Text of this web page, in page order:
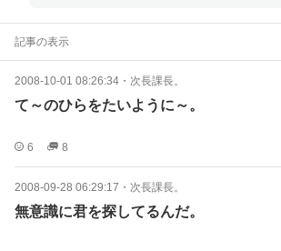
記事の表示
2008-10-01 08:26:34 ・ 次長課長。
て～のひらをたいように～。
6 8
2008-09-28 06:29:17 ・ 次長課長。
無意識に君を探してるんだ。